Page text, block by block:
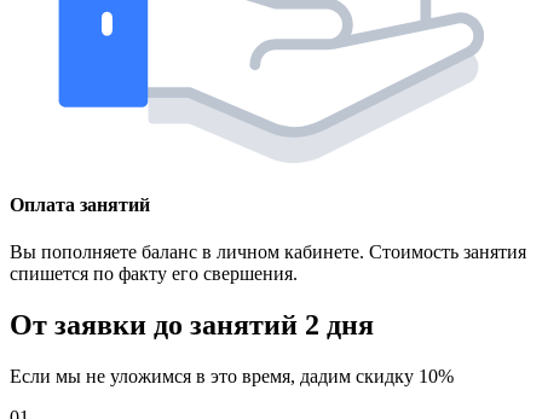
Оплата занятий
Вы пополняете баланс в личном кабинете. Стоимость занятия
спишется по факту его свершения.
От заявки до занятий 2 дня
Если мы не уложимся в это время, дадим скидку 10%